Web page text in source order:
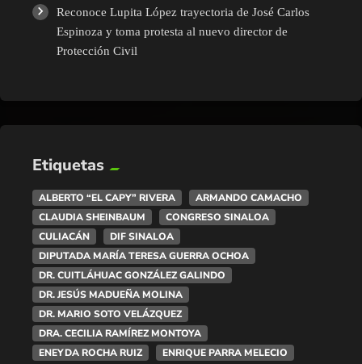
Reconoce Lupita López trayectoria de José Carlos
Espinoza y toma protesta al nuevo director de
Protección Civil
Etiquetas
ALBERTO “EL CAPY” RIVERA
ARMANDO CAMACHO
CLAUDIA SHEINBAUM
CONGRESO SINALOA
CULIACÁN
DIF SINALOA
DIPUTADA MARÍA TERESA GUERRA OCHOA
DR. CUITLÁHUAC GONZÁLEZ GALINDO
DR. JESÚS MADUEÑA MOLINA
DR. MARIO SOTO VELÁZQUEZ
DRA. CECILIA RAMÍREZ MONTOYA
ENEYDA ROCHA RUIZ
ENRIQUE PARRA MELECIO